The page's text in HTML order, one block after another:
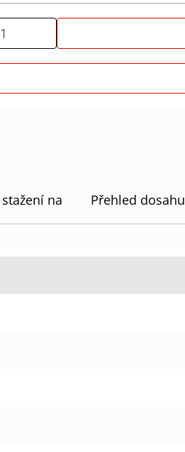
stažení na Přehled dosahu